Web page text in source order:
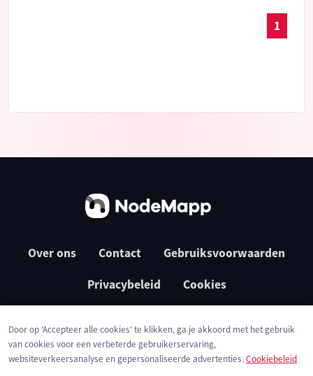
1
Over ons Contact Gebruiksvoorwaarden
Privacybeleid Cookies
Door op 'Accepteer alle cookies' te klikken, ga je akkoord met het gebruik
van cookies voor een verbeterde gebruikerservaring,
websiteverkeersanalyse en gepersonaliseerde advertenties.Cookiebeleid